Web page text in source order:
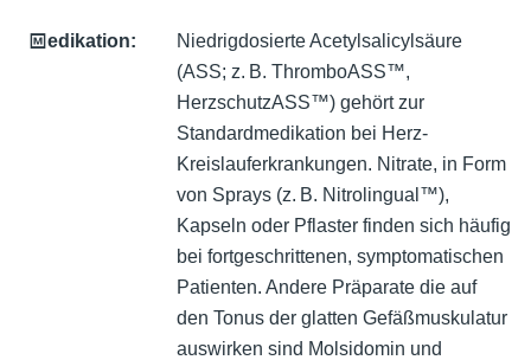
🄼edikation:
Niedrigdosierte Acetylsalicylsäure
(ASS; z. B. ThromboASS™,
HerzschutzASS™) gehört zur
Standardmedikation bei Herz-
Kreislauferkrankungen. Nitrate, in Form
von Sprays (z. B. Nitrolingual™),
Kapseln oder Pflaster finden sich häufig
bei fortgeschrittenen, symptomatischen
Patienten. Andere Präparate die auf
den Tonus der glatten Gefäßmuskulatur
auswirken sind Molsidomin und